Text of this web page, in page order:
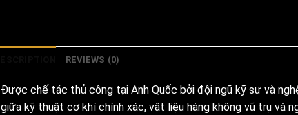
REVIEWS (0)
Được chế tác thủ công tại Anh Quốc bởi đội ngũ kỹ sư và
giữa kỹ thuật cơ khí chính xác, vật liệu hàng không vũ trụ